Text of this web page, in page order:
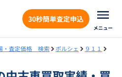
30秒簡単査定申込
メニュー
・査定価格 検索 ポルシェ
９１１